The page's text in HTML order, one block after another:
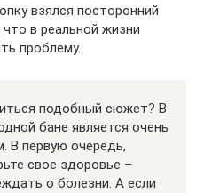
взялся посторонний
в реальной жизни
проблему.
подобный сюжет? В
бане является очень
В первую очередь,
свое здоровье –
о болезни. А если